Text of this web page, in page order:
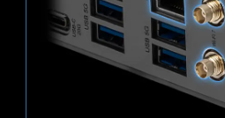
64
Gbps
分支援更高頻寬和傳輸速